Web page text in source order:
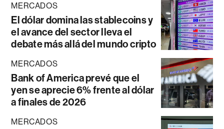
MERCADOS
El dólar domina las stablecoins y
el avance del sector lleva el
debate más allá del mundo cripto
MERCADOS
Bank of America prevé que el
yen se aprecie 6% frente al dólar
a finales de 2026
MERCADOS